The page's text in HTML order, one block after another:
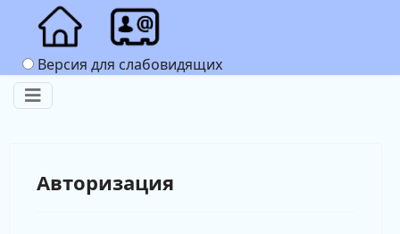
Версия для слабовидящих
Авторизация